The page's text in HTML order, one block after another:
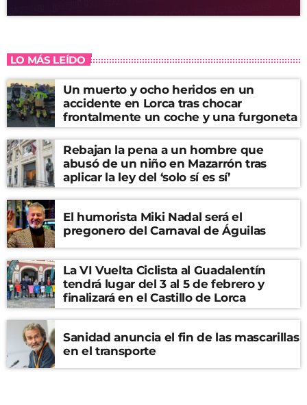
LO MÁS LEÍDO
Un muerto y ocho heridos en un
accidente en Lorca tras chocar
frontalmente un coche y una furgoneta
Rebajan la pena a un hombre que
abusó de un niño en Mazarrón tras
aplicar la ley del ‘solo sí es sí’
El humorista Miki Nadal será el
pregonero del Carnaval de Águilas
La VI Vuelta Ciclista al Guadalentín
tendrá lugar del 3 al 5 de febrero y
finalizará en el Castillo de Lorca
Sanidad anuncia el fin de las mascarillas
en el transporte